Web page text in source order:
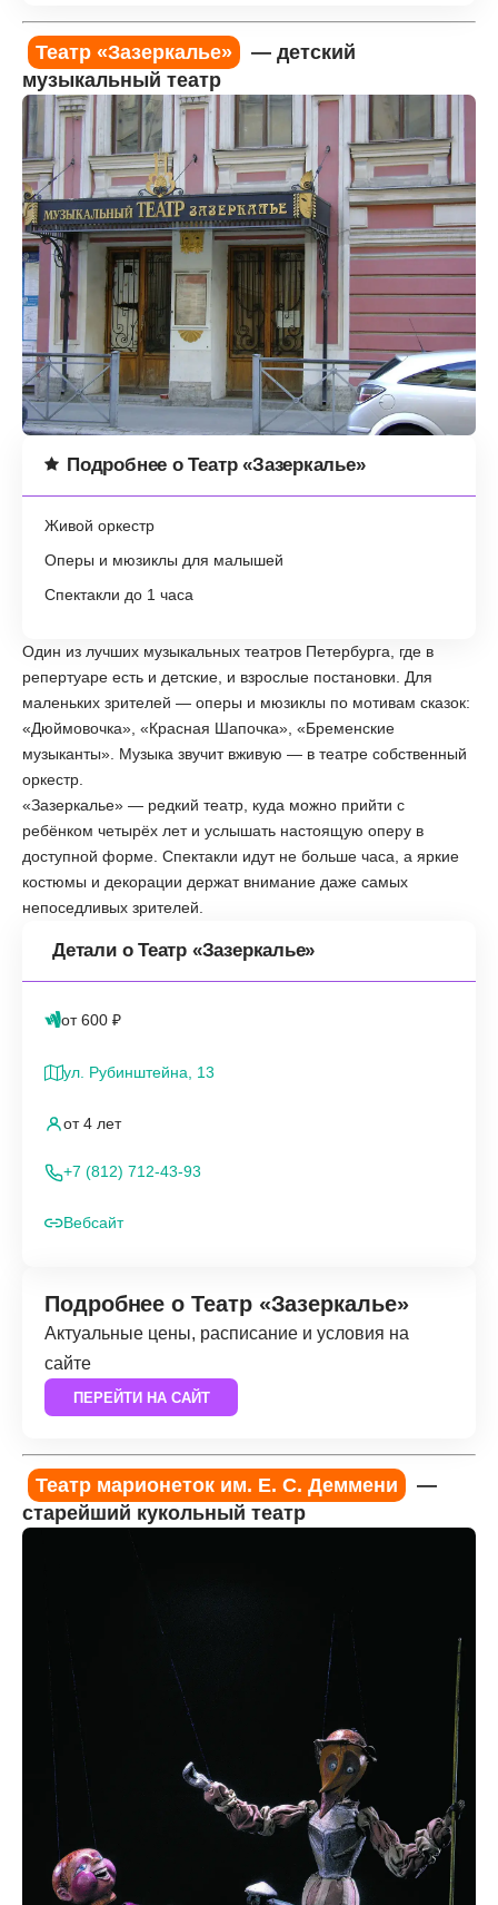
Театр «Зазеркалье»
— детский
музыкальный театр
Подробнее о Театр «Зазеркалье»
Живой оркестр
Оперы и мюзиклы для малышей
Спектакли до 1 часа
Один из лучших музыкальных театров Петербурга, где в
репертуаре есть и детские, и взрослые постановки. Для
маленьких зрителей — оперы и мюзиклы по мотивам сказок:
«Дюймовочка», «Красная Шапочка», «Бременские
музыканты». Музыка звучит вживую — в театре собственный
оркестр.
«Зазеркалье» — редкий театр, куда можно прийти с
ребёнком четырёх лет и услышать настоящую оперу в
доступной форме. Спектакли идут не больше часа, а яркие
костюмы и декорации держат внимание даже самых
непоседливых зрителей.
Детали о Театр «Зазеркалье»
от 600 ₽
ул. Рубинштейна, 13
от 4 лет
+7 (812) 712-43-93
Вебсайт
Подробнее о Театр «Зазеркалье»
Актуальные цены, расписание и условия на
сайте
ПЕРЕЙТИ НА САЙТ
Театр марионеток им. Е. С. Деммени
—
старейший кукольный театр